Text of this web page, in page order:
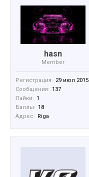
hasn
Member
Регистрация: 29 июл 2015
Сообщения: 137
Лайки: 1
Баллы: 18
Адрес: Riga